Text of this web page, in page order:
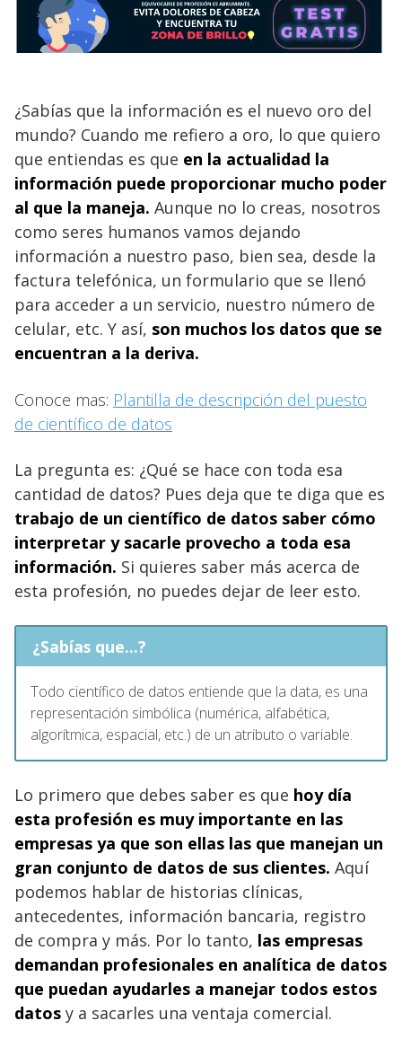
¿Sabías que la información es el nuevo oro del
mundo? Cuando me refiero a oro, lo que quiero
que entiendas es que en la actualidad la
información puede proporcionar mucho poder
al que la maneja. Aunque no lo creas, nosotros
como seres humanos vamos dejando
información a nuestro paso, bien sea, desde la
factura telefónica, un formulario que se llenó
para acceder a un servicio, nuestro número de
celular, etc. Y así, son muchos los datos que se
encuentran a la deriva.
Conoce mas: Plantilla de descripción del puesto
de científico de datos
La pregunta es: ¿Qué se hace con toda esa
cantidad de datos? Pues deja que te diga que es
trabajo de un científico de datos saber cómo
interpretar y sacarle provecho a toda esa
información. Si quieres saber más acerca de
esta profesión, no puedes dejar de leer esto.
¿Sabías que...?
Todo científico de datos entiende que la data, es una
representación simbólica (numérica, alfabética,
algorítmica, espacial, etc.) de un atributo o variable.
Lo primero que debes saber es que hoy día
esta profesión es muy importante en las
empresas ya que son ellas las que manejan un
gran conjunto de datos de sus clientes. Aquí
podemos hablar de historias clínicas,
antecedentes, información bancaria, registro
de compra y más. Por lo tanto, las empresas
demandan profesionales en analítica de datos
que puedan ayudarles a manejar todos estos
datos y a sacarles una ventaja comercial.